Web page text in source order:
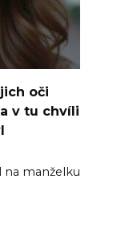
oči
v tu chvíli
manželku